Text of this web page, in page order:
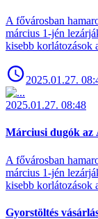
A fővárosban
március 1-jén
kisebb korlátozások
2025.01.27.
2025.01.27. 08:48
Márciusi dugók az
A fővárosban
március 1-jén
kisebb korlátozások
Gyorstöltés